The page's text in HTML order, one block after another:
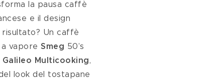
la pausa caffè
e il design
risultato? Un caffè
vapore Smeg 50’s
Galileo Multicooking,
look del tostapane